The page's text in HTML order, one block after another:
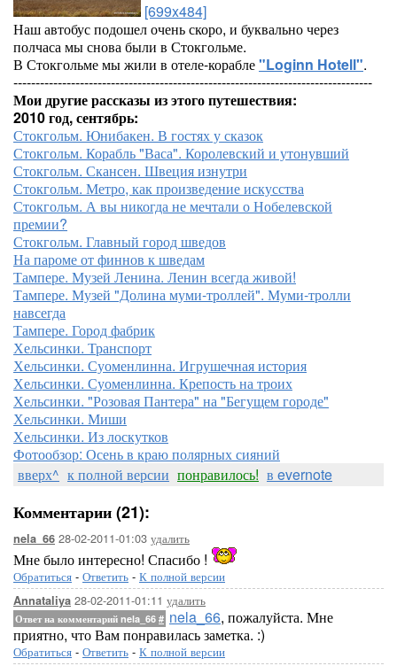
[699x484]
Наш автобус подошел очень скоро, и буквально через
полчаса мы снова были в Стокгольме.
В Стокгольме мы жили в отеле-корабле"Loginn Hotell".
---------------------------------------------------------------------------------
Мои другие рассказы из этого путешествия:
2010 год, сентябрь:
Стокгольм. Юнибакен. В гостях у сказок
Стокгольм. Корабль "Васа". Королевский и утонувший
Стокгольм. Скансен. Швеция изнутри
Стокгольм. Метро, как произведение искусства
Стокгольм. А вы никогда не мечтали о Нобелевской
премии?
Стокгольм. Главный город шведов
На пароме от финнов к шведам
Тампере. Музей Ленина. Ленин всегда живой!
Тампере. Музей "Долина муми-троллей". Муми-тролли
навсегда
Тампере. Город фабрик
Хельсинки. Транспорт
Хельсинки. Суоменлинна. Игрушечная история
Хельсинки. Суоменлинна. Крепость на троих
Хельсинки. "Розовая Пантера" на "Бегущем городе"
Хельсинки. Миши
Хельсинки. Из лоскутков
Фотообзор: Осень в краю полярных сияний
вверх^ к полной версии понравилось! в evernote
Комментарии (21):
nela_66 28-02-2011-01:03 удалить
Мне было интересно! Спасибо !
Обратиться - Ответить - К полной версии
Annataliya 28-02-2011-01:11 удалить
Ответ на комментарий nela_66 # nela_66, пожалуйста. Мне
приятно, что Вам понравилась заметка. :)
Обратиться - Ответить - К полной версии